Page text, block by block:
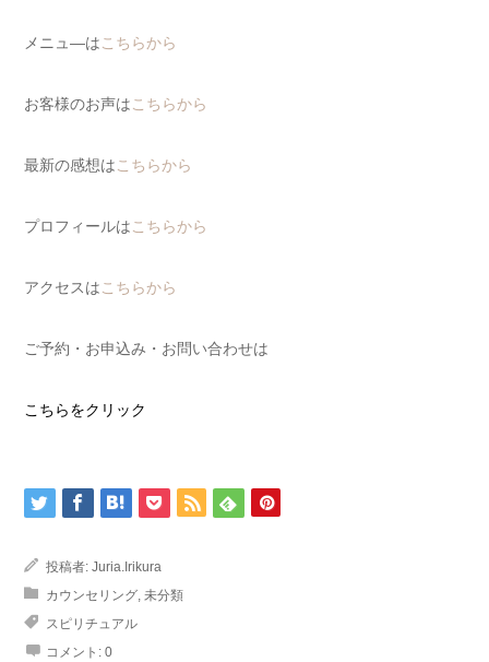
メニュ―はこちらから
お客様のお声はこちらから
最新の感想はこちらから
プロフィールはこちらから
アクセスはこちらから
ご予約・お申込み・お問い合わせは
こちらをクリック
投稿者: Juria.Irikura
カウンセリング, 未分類
スピリチュアル
コメント: 0